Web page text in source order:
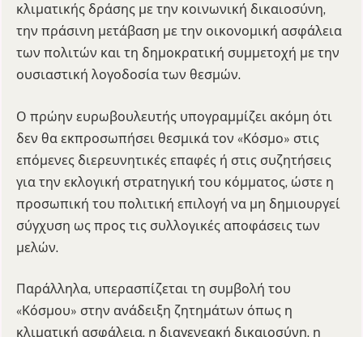
κλιματικής δράσης με την κοινωνική δικαιοσύνη,
την πράσινη μετάβαση με την οικονομική ασφάλεια
των πολιτών και τη δημοκρατική συμμετοχή με την
ουσιαστική λογοδοσία των θεσμών.
Ο πρώην ευρωβουλευτής υπογραμμίζει ακόμη ότι
δεν θα εκπροσωπήσει θεσμικά τον «Κόσμο» στις
επόμενες διερευνητικές επαφές ή στις συζητήσεις
για την εκλογική στρατηγική του κόμματος, ώστε η
προσωπική του πολιτική επιλογή να μη δημιουργεί
σύγχυση ως προς τις συλλογικές αποφάσεις των
μελών.
Παράλληλα, υπερασπίζεται τη συμβολή του
«Κόσμου» στην ανάδειξη ζητημάτων όπως η
κλιματική ασφάλεια, η διαγενεακή δικαιοσύνη, η